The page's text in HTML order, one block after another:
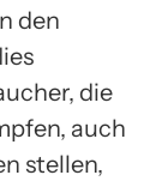
den
die
auch
stellen,